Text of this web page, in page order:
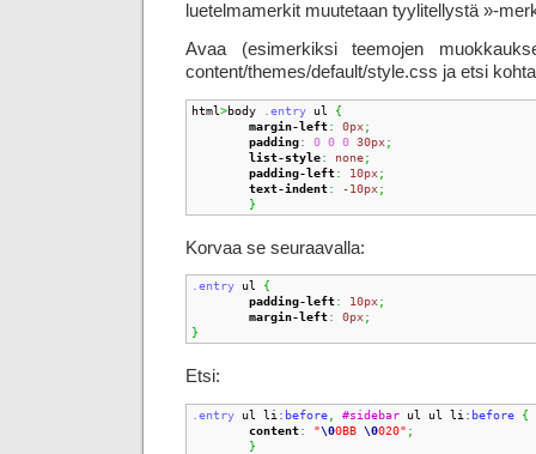
luetelmamerkit muutetaan tyylitellystä »-
Avaa (esimerkiksi teemojen
content/themes/default/style.css ja etsi
html>body .entry ul {
margin-left: 0px;
padding: 0 0 0 30px;
list-style: none;
padding-left: 10px;
text-indent: -10px;
}
Korvaa se seuraavalla:
.entry ul {
padding-left: 10px;
margin-left: 0px;
}
Etsi:
.entry ul li :before #sidebar ul ul li :before {
content: "\00BB \0020" ;
}